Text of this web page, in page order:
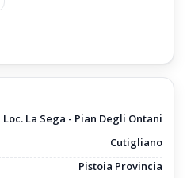
Loc. La Sega - Pian Degli Ontani
Cutigliano
Pistoia Provincia